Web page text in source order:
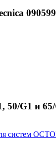
090599
G1 и